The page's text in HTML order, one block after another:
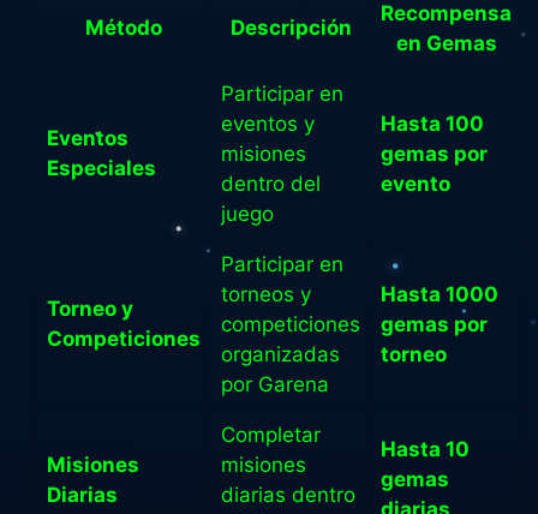
Método Descripción
Recompensa
en Gemas
Eventos
Especiales
Participar en
eventos y
misiones
dentro del
juego
Hasta 100
gemas por
evento
Torneo y
Competiciones
Participar en
torneos y
competiciones
organizadas
por Garena
Hasta 1000
gemas por
torneo
Misiones
Diarias
Completar
misiones
diarias dentro
Hasta 10
gemas